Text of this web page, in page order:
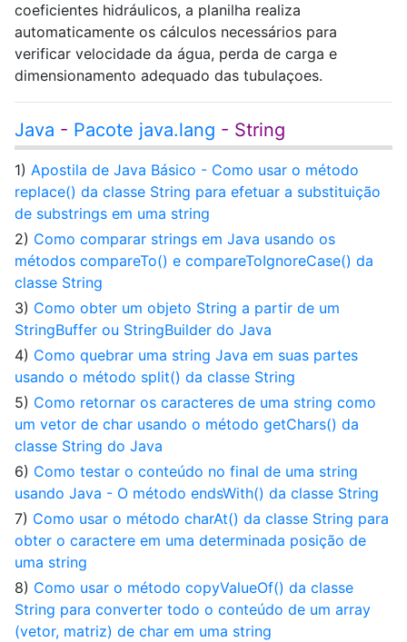
coeficientes hidráulicos, a planilha realiza
automaticamente os cálculos necessários para
verificar velocidade da água, perda de carga e
dimensionamento adequado das tubulaçoes.
Java - Pacote java.lang - String
1) Apostila de Java Básico - Como usar o método
replace() da classe String para efetuar a substituição
de substrings em uma string
2) Como comparar strings em Java usando os
métodos compareTo() e compareToIgnoreCase() da
classe String
3) Como obter um objeto String a partir de um
StringBuffer ou StringBuilder do Java
4) Como quebrar uma string Java em suas partes
usando o método split() da classe String
5) Como retornar os caracteres de uma string como
um vetor de char usando o método getChars() da
classe String do Java
6) Como testar o conteúdo no final de uma string
usando Java - O método endsWith() da classe String
7) Como usar o método charAt() da classe String para
obter o caractere em uma determinada posição de
uma string
8) Como usar o método copyValueOf() da classe
String para converter todo o conteúdo de um array
(vetor, matriz) de char em uma string